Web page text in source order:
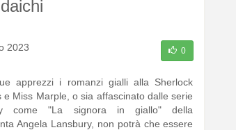
2023 0
apprezzi i romanzi gialli alla Sherlock
e Miss Marple, o sia affascinato dalle serie
come "La signora in giallo" della
Angela Lansbury, non potrà che essere